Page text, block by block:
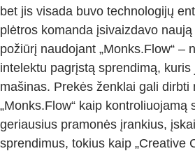
bet jis visada buvo technologijų
plėtros komanda įsivaizdavo
požiūrį naudojant „Monks.Flow“ –
intelektu pagrįstą sprendimą,
mašinas. Prekės ženklai gali dirbti
„Monks.Flow“ kaip kontroliuojamą
geriausius pramonės įrankius,
sprendimus, tokius kaip „Creative